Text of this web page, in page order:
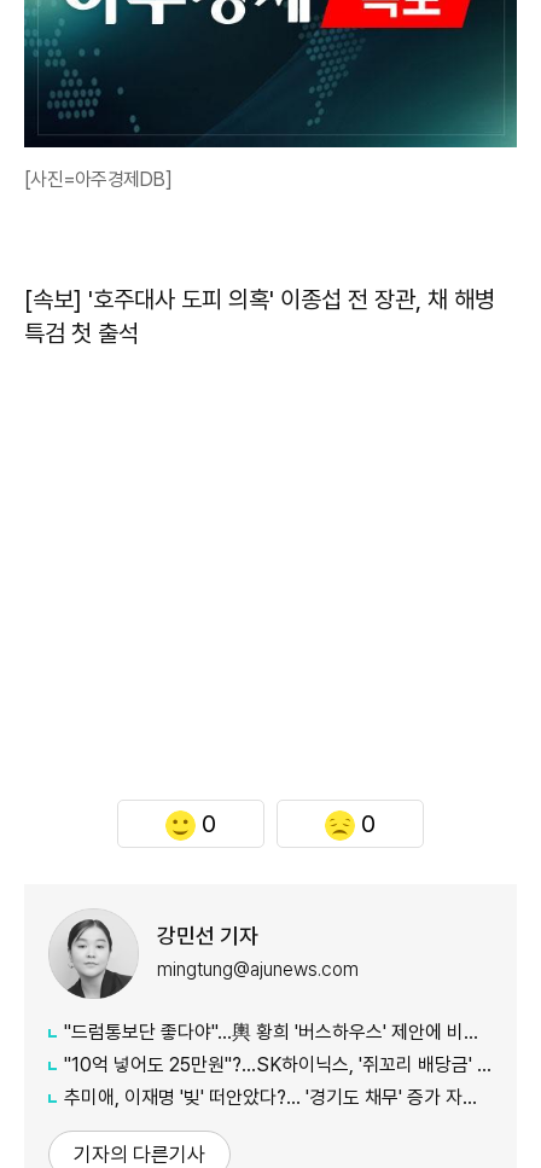
[사진=아주경제DB]
[속보] '호주대사 도피 의혹' 이종섭 전 장관, 채 해병
특검 첫 출석
0 0
강민선 기자
mingtung@ajunews.com
"드럼통보단 좋다야"...輿 황희 '버스하우스' 제안에 비아냥 多
"10억 넣어도 25만원"?…SK하이닉스, '쥐꼬리 배당금' 여론 보니
추미애, 이재명 '빚' 떠안았다?… '경기도 채무' 증가 자료 실시간 확산
기자의 다른기사